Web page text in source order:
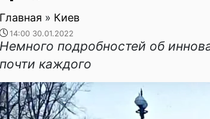
Главная » Киев
14:00 30.01.2022
Немного подробностей об
почти каждого